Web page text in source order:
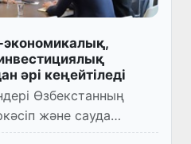
әрі кеңейтіледі
Өзбекстанның
және сауда
басшылығындағы